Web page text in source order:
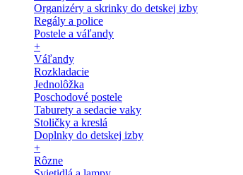
Organizéry a skrinky do detskej izby
Regály a police
Postele a váľandy
+
Váľandy
Rozkladacie
Jednolôžka
Poschodové postele
Taburety a sedacie vaky
Stoličky a kreslá
Doplnky do detskej izby
+
Rôzne